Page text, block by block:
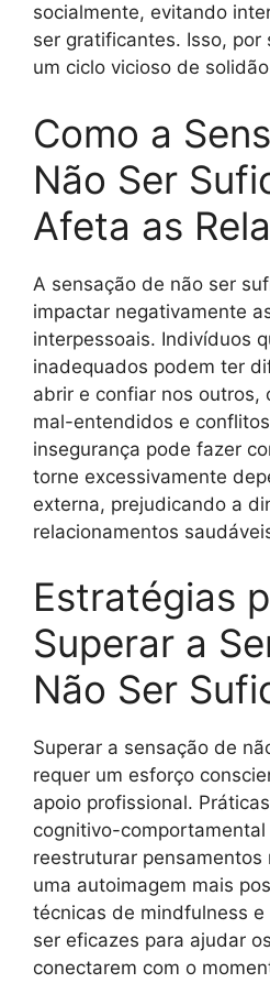
socialmente, evitando
ser gratificantes. Isso, por
um ciclo vicioso de
Como a
Não Ser
Afeta as
A sensação de não ser
impactar negativamente
interpessoais. Indivíduos
inadequados podem ter
abrir e confiar nos outros,
mal-entendidos e
insegurança pode fazer
torne excessivamente
externa, prejudicando a
relacionamentos
Estratégias
Superar a
Não Ser
Superar a sensação de
requer um esforço
apoio profissional.
cognitivo-
reestruturar
uma autoimagem mais
técnicas de mindfulness
ser eficazes para ajudar
conectarem com o